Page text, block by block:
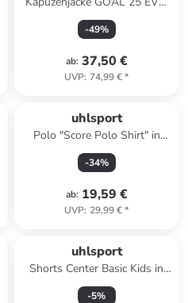
WOVEN HOOD JACKET in
schwarz/limonengelb
-49%
ab: 37,50 €
UVP: 74,99 €*
uhlsport
Polo "Score Polo Shirt" in
Schwarz
-34%
ab: 19,59 €
UVP: 29,99 €*
uhlsport
Shorts Center Basic Kids in
schwarz
-5%